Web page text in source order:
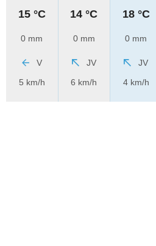
15 °C
0 mm
V
5 km/h
14 °C
0 mm
JV
6 km/h
18 °C
0 mm
JV
4 km/h